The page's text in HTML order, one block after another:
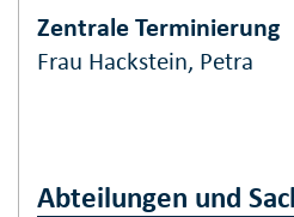
Zentrale Terminierung
Frau Hackstein, Petra
Abteilungen und